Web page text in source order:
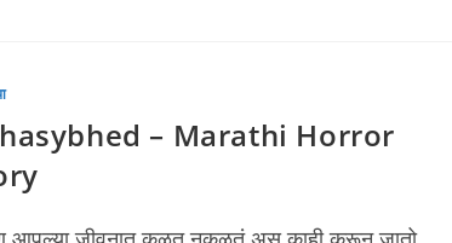
– Marathi Horror